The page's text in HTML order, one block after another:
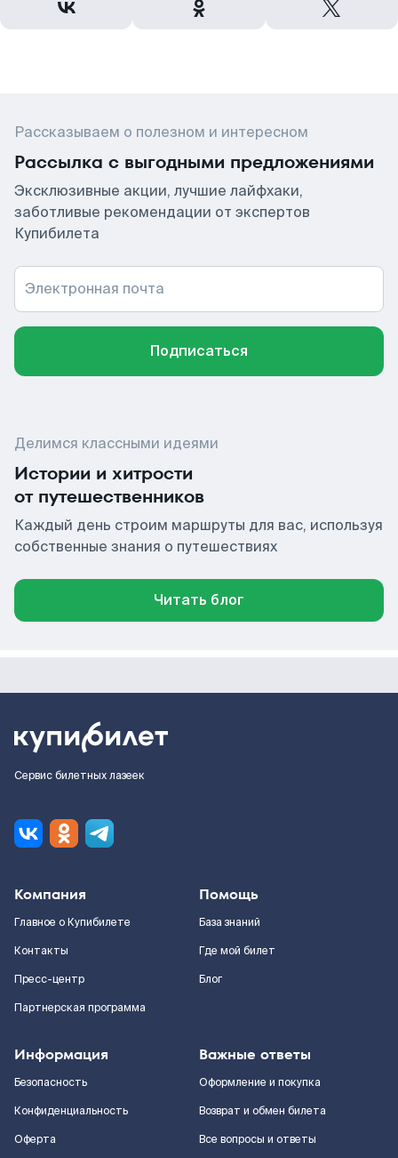
Рассказываем о полезном и интересном
Рассылка с выгодными предложениями
Эксклюзивные акции, лучшие лайфхаки,
заботливые рекомендации от экспертов
Купибилета
Электронная почта
Подписаться
Делимся классными идеями
Истории и хитрости
от путешественников
Каждый день строим маршруты для вас, используя
собственные знания о путешествиях
Читать блог
Сервис билетных лазеек
Компания
Главное о Купибилете
Контакты
Пресс-центр
Партнерская программа
Помощь
База знаний
Где мой билет
Блог
Информация
Безопасность
Конфиденциальность
Оферта
Важные ответы
Оформление и покупка
Возврат и обмен билета
Все вопросы и ответы